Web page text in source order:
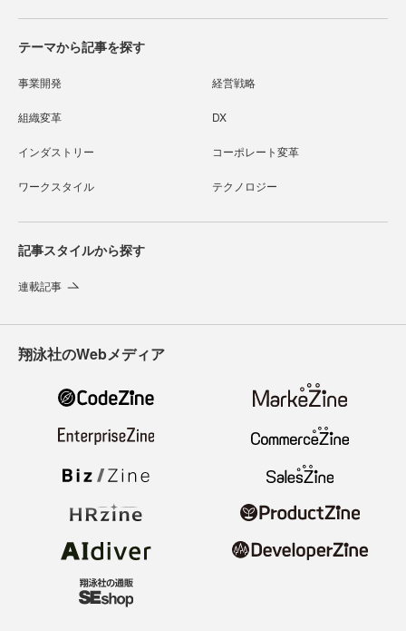
テーマから記事を探す
事業開発 経営戦略
組織変革 DX
インダストリー コーポレート変革
ワークスタイル テクノロジー
記事スタイルから探す
連載記事
翔泳社のWebメディア